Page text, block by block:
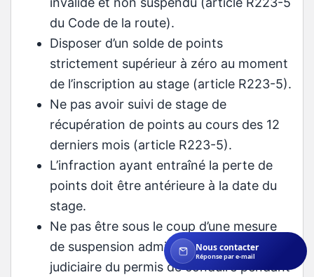
du Code de la route).
Disposer d’un solde de points
strictement supérieur à zéro au moment
de l’inscription au stage (article R223-5).
Ne pas avoir suivi de stage de
récupération de points au cours des 12
derniers mois (article R223-5).
L’infraction ayant entraîné la perte de
points doit être antérieure à la date du
stage.
Ne pas être sous le coup d’une mesure
de suspension administrative ou
judiciaire du permis de conduire pendant
Nous contacter
Réponse par e-mail